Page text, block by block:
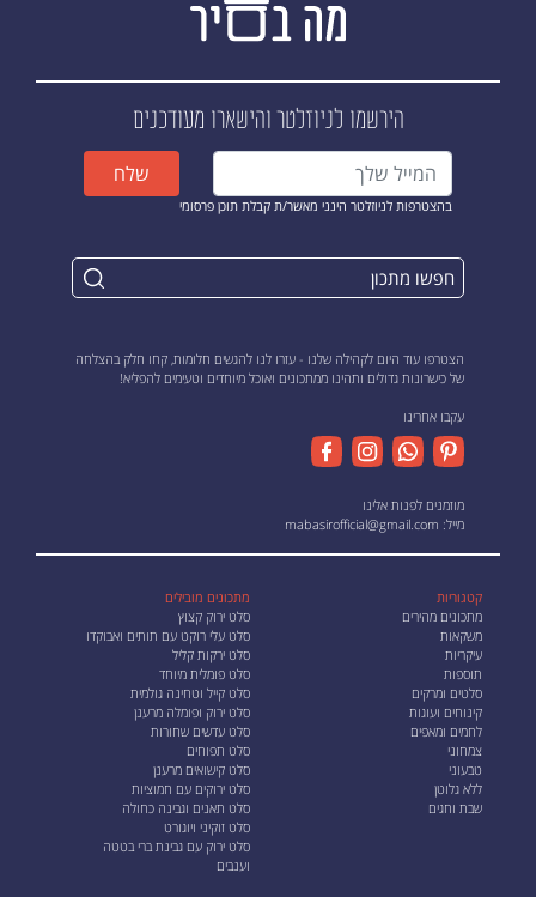
הירשמו לניוזלטרוהישארו מעודכנים
בהצטרפות לניוזלטר הינני מאשר/ת קבלת תוכן פרסומי
שלח
הצטרפו עוד היום לקהילה שלנו - עזרו לנו להגשים חלומות, קחו חלק בהצלחה
של כישרונות גדולים ותהינו ממתכונים ואוכל מיוחדים וטעימים להפליא!
עקבו אחרינו
מוזמנים לפנות אלינו
מייל: mabasirofficial@gmail.com
קטגוריות
מתכונים מהירים
משקאות
עיקריות
תוספות
סלטים ומרקים
קינוחים ועוגות
לחמים ומאפים
צמחוני
טבעוני
ללא גלוטן
שבת וחגים
מתכונים מובילים
סלט ירוק קצוץ
סלט עלי רוקט עם תותים ואבוקדו
סלט ירקות קליל
סלט פומלית מיוחד
סלט קייל וטחינה גולמית
סלט ירוק ופומלה מרענן
סלט עדשים שחורות
סלט תפוחים
סלט קישואים מרענן
סלט ירוקים עם חמוציות
סלט תאנים וגבינה כחולה
סלט זוקיני ויוגורט
סלט ירוק עם גבינת ברי בטטה
וענבים